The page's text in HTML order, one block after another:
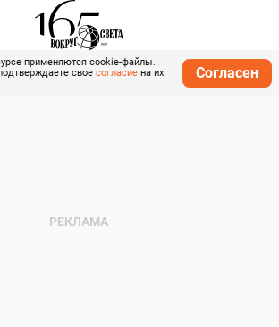
применяются cookie-файлы.
свое согласие на их
Согласен